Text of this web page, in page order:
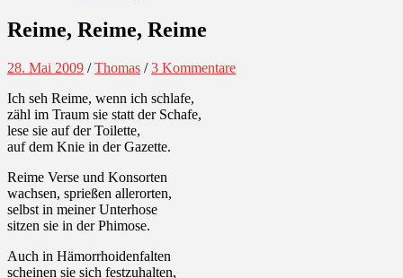
Reime, Reime, Reime
28. Mai 2009 /Thomas /3 Kommentare
Ich seh Reime, wenn ich schlafe,
zähl im Traum sie statt der Schafe,
lese sie auf der Toilette,
auf dem Knie in der Gazette.
Reime Verse und Konsorten
wachsen, sprießen allerorten,
selbst in meiner Unterhose
sitzen sie in der Phimose.
Auch in Hämorrhoidenfalten
scheinen sie sich festzuhalten,